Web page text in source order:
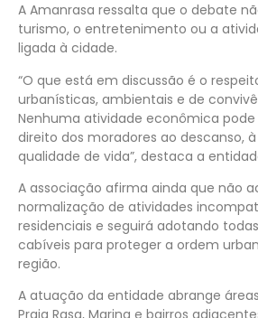
A Amanrasa ressalta que o debate
turismo, o entretenimento ou a
ligada à cidade.
“O que está em discussão é o
urbanísticas, ambientais e de
Nenhuma atividade econômica pode
direito dos moradores ao descanso,
qualidade de vida”, destaca a
A associação afirma ainda que não
normalização de atividades
residenciais e seguirá adotando
cabíveis para proteger a ordem
região.
A atuação da entidade abrange